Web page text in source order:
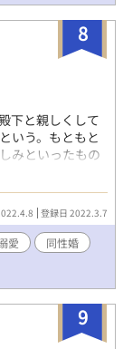
8
下と親しくして
いう。もともと
みといったもの
元婚約者の兄で
太子殿下 × 貧
登録日 2022.3.7
愛
同性婚
9